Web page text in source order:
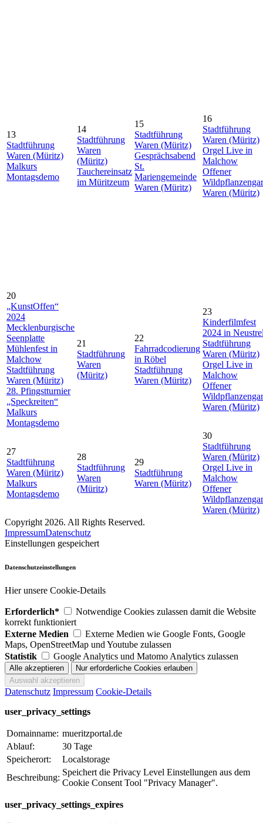
13
Stadtführung
Waren (Müritz)
Malkurs
Montagsdemo
14
Stadtführung
Waren
(Müritz)
Tauchereinsatz
im Müritzeum
15
Stadtführung
Waren (Müritz)
Gesprächsabend
St.
Mariengemeinde
Waren (Müritz)
16
Stadtführung
Waren (Müritz)
Orgel Live in
Malchow
Offener
Waren (Müritz)
20
„KunstOffen“
2024
Mecklenburgische
Seenplatte
Mühlenfest in
Malchow
Stadtführung
Waren (Müritz)
28. Pfingstturnier
„Speckreiten“
Malkurs
Montagsdemo
21
Stadtführung
Waren
(Müritz)
22
Fahrradcodierung
in Röbel
Stadtführung
Waren (Müritz)
23
Kinderfilmfest
2024 in
Stadtführung
Waren (Müritz)
Orgel Live in
Malchow
Offener
Waren (Müritz)
27
Stadtführung
Waren (Müritz)
Malkurs
Montagsdemo
28
Stadtführung
Waren
(Müritz)
29
Stadtführung
Waren (Müritz)
30
Stadtführung
Waren (Müritz)
Orgel Live in
Malchow
Offener
Waren (Müritz)
Copyright 2026. All Rights Reserved.
ImpressumDatenschutz
Einstellungen gespeichert
Datenschutzeinstellungen
Hier unsere Cookie-Details
Erforderlich*
Notwendige Cookies zulassen damit die Website
korrekt funktioniert
Externe Medien
Externe Medien wie Google Fonts, Google
Maps, OpenStreetMap und Youtube zulassen
Statistik
Google Analytics und Matomo Analytics zulassen
Datenschutz Impressum Cookie-Details
user_privacy_settings
Domainname: mueritzportal.de
Ablauf:
30 Tage
Speicherort:
Localstorage
Beschreibung:
Speichert die Privacy Level Einstellungen aus dem
Cookie Consent Tool "Privacy Manager".
user_privacy_settings_expires